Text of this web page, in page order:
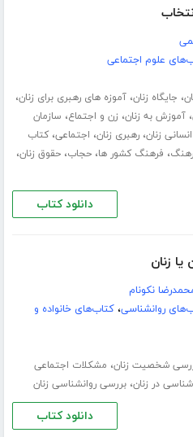
علوم اجتماعی
، جایگاه زنان،آموزه های رهبری برای زنان،
،آموزش به زنان، زن و اجتماع، سازمان
زنان،رهبری زنان، اجتماعی،کتاب
، فرهنگ کشور ها،حجاب،حقوق زنان،
دانلود کتاب
زنان
نکونام
روانشناسی،کتاب‌های خانواده و
شخصیت زنان، مشکلات اجتماعی
در زنان،بررسی روانشناسی زنان
دانلود کتاب